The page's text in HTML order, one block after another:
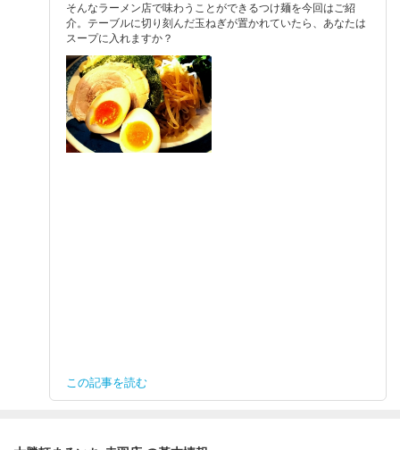
そんなラーメン店で味わうことができるつけ麺を今回はご紹
介。テーブルに切り刻んだ玉ねぎが置かれていたら、あなたは
スープに入れますか？
この記事を読む